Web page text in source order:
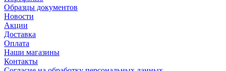
Образцы документов
Новости
Акции
Доставка
Оплата
Наши магазины
Контакты